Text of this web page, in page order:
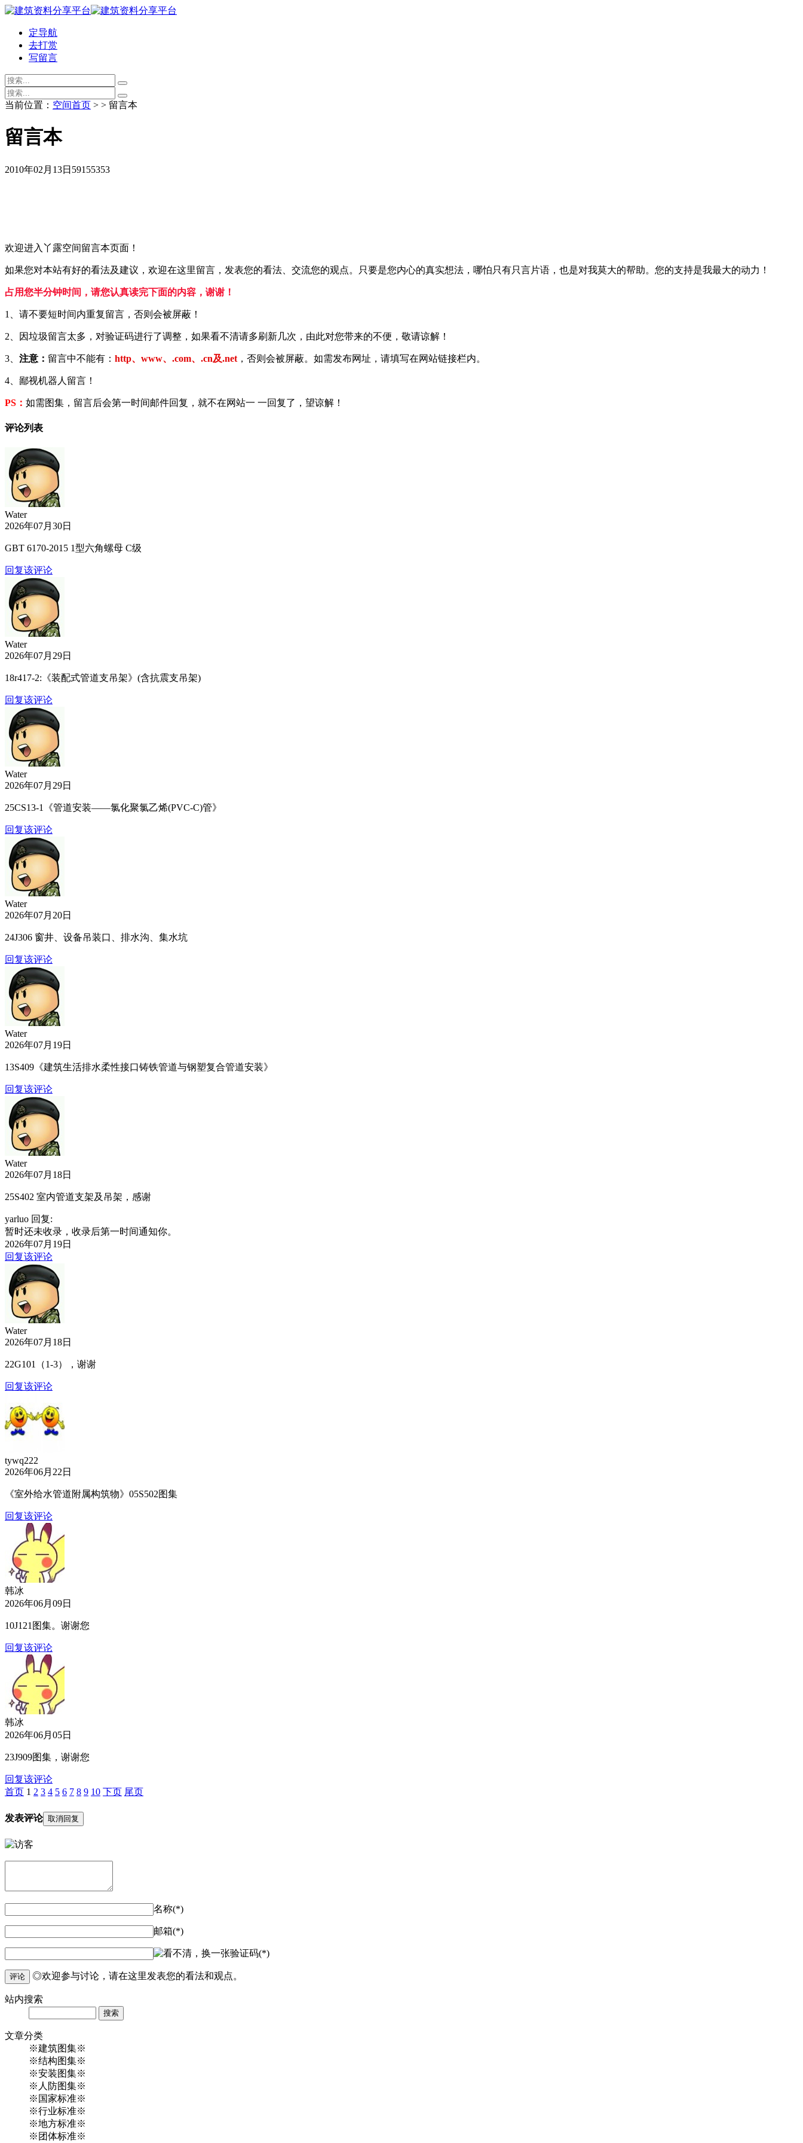
定导航
去打赏
写留言
当前位置： 空间首页 > > 留言本
留言本
2010年02月13日 59155353
欢迎进入丫露空间留言本页面！
如果您对本站有好的看法及建议，欢迎在这里留言，发表您的看法、交流您的观点。只要是您内心的真实想法，哪怕只有只言片语，也是对我莫大的帮助。您的支持是我最大的动力！
占用您半分钟时间，请您认真读完下面的内容，谢谢！
1、请不要短时间内重复留言，否则会被屏蔽！
2、因垃圾留言太多，对验证码进行了调整，如果看不清请多刷新几次，由此对您带来的不便，敬请谅解！
3、 注意： 留言中不能有： http、www、.com、.cn及.net ，否则会被屏蔽。如需发布网址，请填写在网站链接栏内。
4、鄙视机器人留言！
PS： 如需图集，留言后会第一时间邮件回复，就不在网站一 一回复了，望谅解！
评论列表
Water
2026年07月30日
GBT 6170-2015 1型六角螺母 C级
回复该评论
Water
2026年07月29日
18r417-2:《装配式管道支吊架》(含抗震支吊架)
回复该评论
Water
2026年07月29日
25CS13-1《管道安装——氯化聚氯乙烯(PVC-C)管》
回复该评论
Water
2026年07月20日
24J306 窗井、设备吊装口、排水沟、集水坑
回复该评论
Water
2026年07月19日
13S409《建筑生活排水柔性接口铸铁管道与钢塑复合管道安装》
回复该评论
Water
2026年07月18日
25S402 室内管道支架及吊架，感谢
yarluo 回复:
暂时还未收录，收录后第一时间通知你。
2026年07月19日
回复该评论
Water
2026年07月18日
22G101（1-3），谢谢
回复该评论
tywq222
2026年06月22日
《室外给水管道附属构筑物》05S502图集
回复该评论
韩冰
2026年06月09日
10J121图集。谢谢您
回复该评论
韩冰
2026年06月05日
23J909图集，谢谢您
回复该评论
首页 1 2 3 4 5 6 7 8 9 10 下页 尾页
发表评论 取消回复
名称(*)
邮箱(*)
验证码(*)
评论 ◎欢迎参与讨论，请在这里发表您的看法和观点。
站内搜索
文章分类
※建筑图集※
※结构图集※
※安装图集※
※人防图集※
※国家标准※
※行业标准※
※地方标准※
※团体标准※